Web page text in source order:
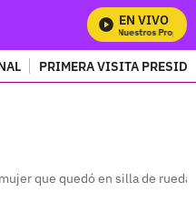
EN VIVO
Mira Todos Nuestros Programas
PRIMERA VISITA
que quedó en silla de